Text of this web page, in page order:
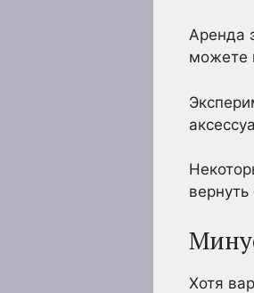
Аренда
можете
Хотя